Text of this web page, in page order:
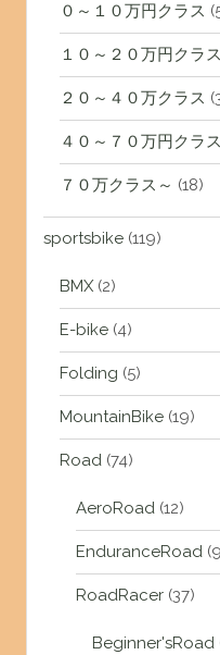
０～１０万円クラス
１０～２０万円クラス
２０～４０万クラス
４０～７０万円クラス
７０万クラス～ (18)
sportsbike(119)
BMX(2)
E-bike(4)
Folding (5)
MountainBike(19)
Road(74)
AeroRoad(12)
EnduranceRoad
RoadRacer(37)
Beginner'sRoad